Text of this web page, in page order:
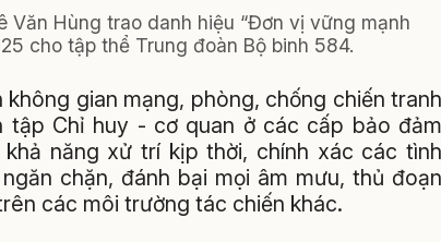
Hùng trao danh hiệu “Đơn vị vững mạnh
cho tập thể Trung đoàn Bộ binh 584.
gian mạng, phòng, chống chiến tranh
tập Chỉ huy - cơ quan ở các cấp bảo đảm
năng xử trí kịp thời, chính xác các tình
chặn, đánh bại mọi âm mưu, thủ đoạn
các môi trường tác chiến khác.